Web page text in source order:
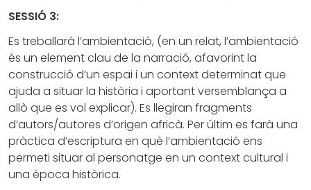
SESSIÓ 3:
Es treballarà l’ambientació, (en un relat, l’ambientació
és un element clau de la narració, afavorint la
construcció d’un espai i un context determinat que
ajuda a situar la història i aportant versemblança a
allò que es vol explicar). Es llegiran fragments
d’autors/autores d’origen africà. Per últim es farà una
pràctica d’escriptura en què l’ambientació ens
permeti situar al personatge en un context cultural i
una època històrica.